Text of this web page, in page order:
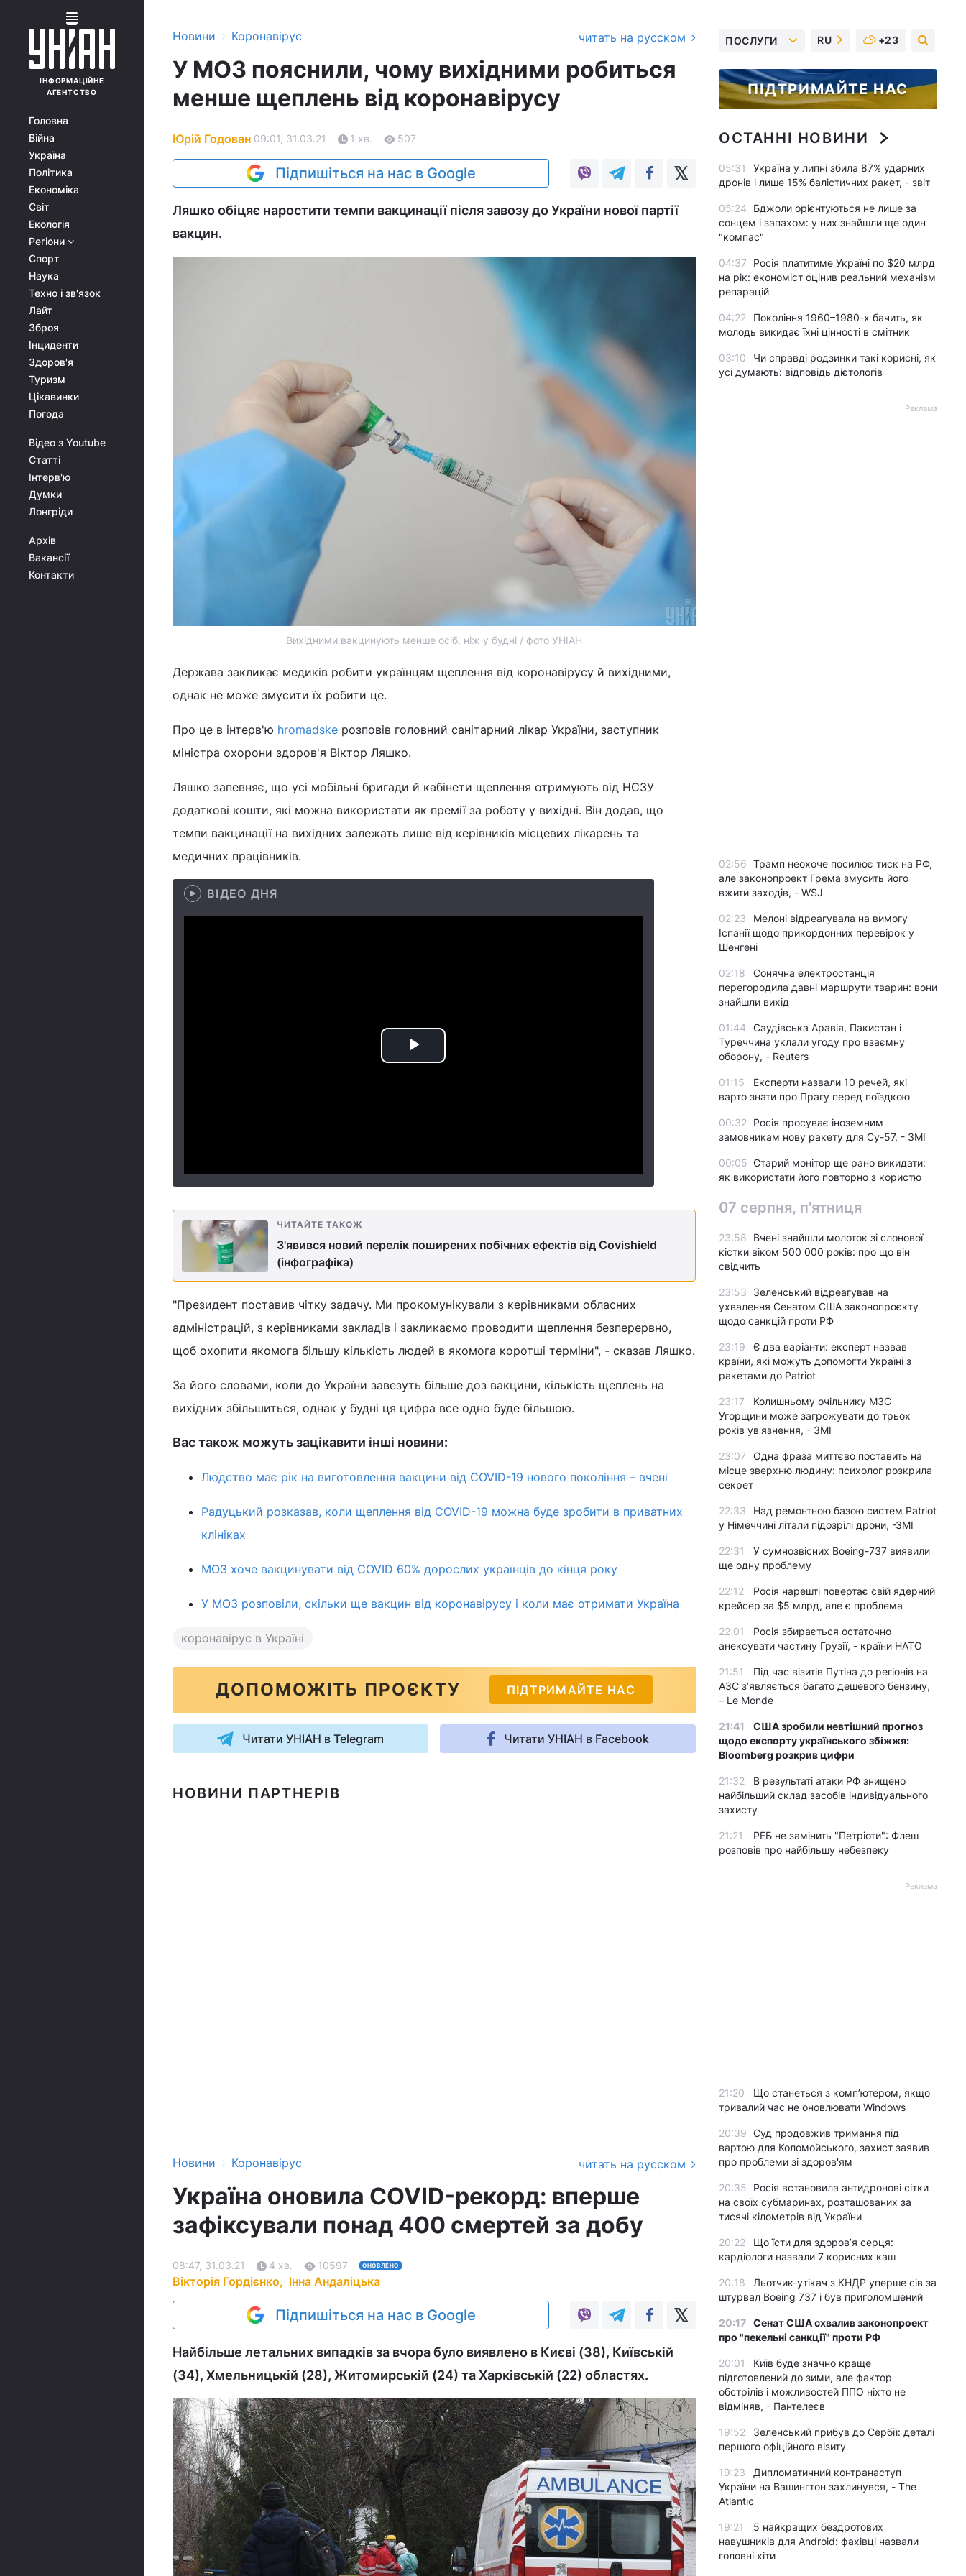
ІНФОРМАЦІЙНЕ
АГЕНТСТВО
Головна
Війна
Україна
Політика
Економіка
Світ
Екологія
Регіони
Спорт
Наука
Техно і зв'язок
Лайт
Зброя
Інциденти
Здоров'я
Туризм
Цікавинки
Погода
Відео з Youtube
Статті
Інтерв'ю
Думки
Лонгріди
Архів
Вакансії
Контакти
Новини › Коронавірус читать на русском
У МОЗ пояснили, чому вихідними робиться
менше щеплень від коронавірусу
Юрій Годован 09:01, 31.03.21 1 хв. 507
Підпишіться на нас в Google
Ляшко обіцяє наростити темпи вакцинації після завозу до України нової партії
вакцин.
Вихідними вакцинують менше осіб, ніж у будні / фото УНІАН
Держава закликає медиків робити українцям щеплення від коронавірусу й вихідними,
однак не може змусити їх робити це.
Про це в інтерв'ю hromadske розповів головний санітарний лікар України, заступник
міністра охорони здоров'я Віктор Ляшко.
Ляшко запевняє, що усі мобільні бригади й кабінети щеплення отримують від НСЗУ
додаткові кошти, які можна використати як премії за роботу у вихідні. Він додав, що
темпи вакцинації на вихідних залежать лише від керівників місцевих лікарень та
медичних працівників.
ВІДЕО ДНЯ
Play
ЧИТАЙТЕ ТАКОЖ
З'явився новий перелік поширених побічних ефектів від Covishield
(інфографіка)
"Президент поставив чітку задачу. Ми прокомунікували з керівниками обласних
адміністрацій, з керівниками закладів і закликаємо проводити щеплення безперервно,
щоб охопити якомога більшу кількість людей в якомога коротші терміни", - сказав Ляшко.
За його словами, коли до України завезуть більше доз вакцини, кількість щеплень на
вихідних збільшиться, однак у будні ця цифра все одно буде більшою.
Вас також можуть зацікавити інші новини:
Людство має рік на виготовлення вакцини від COVID-19 нового покоління – вчені
Радуцький розказав, коли щеплення від COVID-19 можна буде зробити в приватних
клініках
МОЗ хоче вакцинувати від COVID 60% дорослих українців до кінця року
У МОЗ розповіли, скільки ще вакцин від коронавірусу і коли має отримати Україна
коронавірус в Україні
ДОПОМОЖІТЬ ПРОЄКТУ ПІДТРИМАЙТЕ НАС
Читати УНІАН в Telegram Читати УНІАН в Facebook
НОВИНИ ПАРТНЕРІВ
Новини › Коронавірус читать на русском
Україна оновила COVID-рекорд: вперше
зафіксували понад 400 смертей за добу
Вікторія Гордієнко, Інна Андаліцька
08:47, 31.03.21 4 хв. 10597 ОНОВЛЕНО
Підпишіться на нас в Google
Найбільше летальних випадків за вчора було виявлено в Києві (38), Київській
(34), Хмельницькій (28), Житомирській (24) та Харківській (22) областях.
ПОСЛУГИ RU +23
ПІДТРИМАЙТЕ НАС
ОСТАННІ НОВИНИ
05:31
Україна у липні збила 87% ударних
дронів і лише 15% балістичних ракет, - звіт
05:24
Бджоли орієнтуються не лише за
сонцем і запахом: у них знайшли ще один
"компас"
04:37
Росія платитиме Україні по $20 млрд
на рік: економіст оцінив реальний механізм
репарацій
04:22
Покоління 1960–1980-х бачить, як
молодь викидає їхні цінності в смітник
03:10
Чи справді родзинки такі корисні, як
усі думають: відповідь дієтологів
Реклама
02:56 Трамп неохоче посилює тиск на РФ,
але законопроект Грема змусить його
вжити заходів, - WSJ
02:23
Мелоні відреагувала на вимогу
Іспанії щодо прикордонних перевірок у
Шенгені
02:18
Сонячна електростанція
перегородила давні маршрути тварин: вони
знайшли вихід
01:44
Саудівська Аравія, Пакистан і
Туреччина уклали угоду про взаємну
оборону, - Reuters
01:15
Експерти назвали 10 речей, які
варто знати про Прагу перед поїздкою
00:32
Росія просуває іноземним
замовникам нову ракету для Су-57, - ЗМІ
00:05 Старий монітор ще рано викидати:
як використати його повторно з користю
07 серпня, п'ятниця
23:58
Вчені знайшли молоток зі слонової
кістки віком 500 000 років: про що він
свідчить
23:53
Зеленський відреагував на
ухвалення Сенатом США законопроєкту
щодо санкцій проти РФ
23:19
Є два варіанти: експерт назвав
країни, які можуть допомогти Україні з
ракетами до Patriot
23:17
Колишньому очільнику МЗС
Угорщини може загрожувати до трьох
років ув'язнення, - ЗМІ
23:07
Одна фраза миттєво поставить на
місце зверхню людину: психолог розкрила
секрет
22:33
Над ремонтною базою систем Patriot
у Німеччині літали підозрілі дрони, -ЗМІ
22:31
У сумнозвісних Boeing-737 виявили
ще одну проблему
22:12
Росія нарешті повертає свій ядерний
крейсер за $5 млрд, але є проблема
22:01
Росія збирається остаточно
анексувати частину Грузії, - країни НАТО
21:51
Під час візитів Путіна до регіонів на
АЗС з’являється багато дешевого бензину,
– Le Monde
21:41
США зробили невтішний прогноз
щодо експорту українського збіжжя:
Bloomberg розкрив цифри
21:32
В результаті атаки РФ знищено
найбільший склад засобів індивідуального
захисту
21:21
РЕБ не замінить "Петріоти": Флеш
розповів про найбільшу небезпеку
Реклама
21:20
Що станеться з комп’ютером, якщо
тривалий час не оновлювати Windows
20:39 Суд продовжив тримання під
вартою для Коломойського, захист заявив
про проблеми зі здоров'ям
20:35
Росія встановила антидронові сітки
на своїх субмаринах, розташованих за
тисячі кілометрів від України
20:22
Що їсти для здоров’я серця:
кардіологи назвали 7 корисних каш
20:18
Льотчик-утікач з КНДР уперше сів за
штурвал Boeing 737 і був приголомшений
20:17 Сенат США схвалив законопроект
про "пекельні санкції" проти РФ
20:01
Київ буде значно краще
підготовлений до зими, але фактор
обстрілів і можливостей ППО ніхто не
відміняв, - Пантелеєв
19:52
Зеленський прибув до Сербії: деталі
першого офіційного візиту
19:23
Дипломатичний контранаступ
України на Вашингтон захлинувся, - The
Atlantic
19:21
5 найкращих бездротових
навушників для Android: фахівці назвали
головні хіти